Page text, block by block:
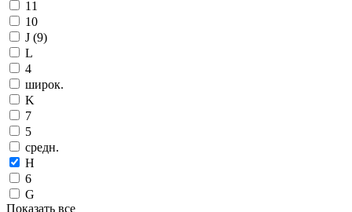
11
10
J (9)
L
4
широк.
K
7
5
средн.
H
6
G
Показать все